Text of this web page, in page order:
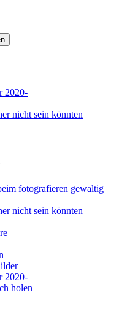
2020-
nicht sein könnten
fotografieren gewaltig
nicht sein könnten
2020-
holen